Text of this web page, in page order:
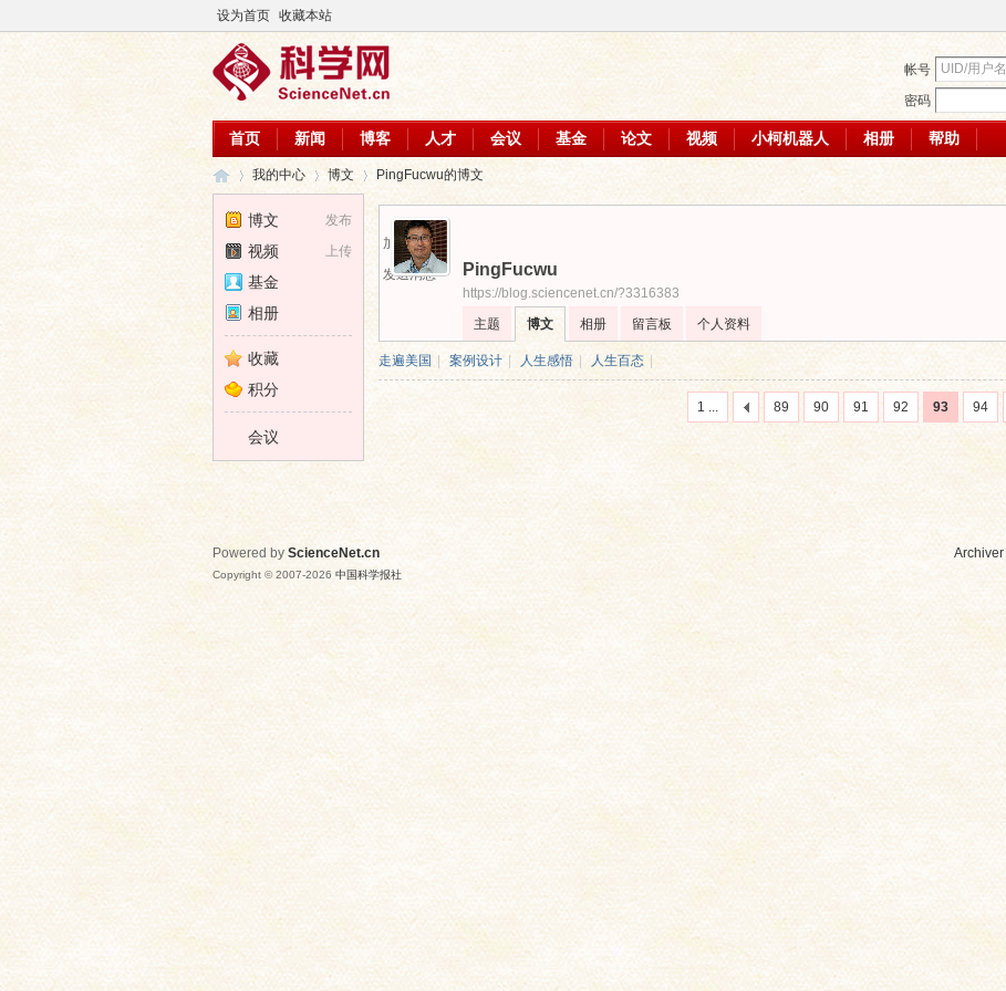
设为首页 收藏本站
帐号
密码
首页 新闻 博客 人才 会议 基金 论文 视频 小柯机器人 相册 帮助
学
›
我的中心 博文 PingFucwu的博文
加为好友
发送消息
PingFucwu
https://blog.sciencenet.cn/?3316383
主题
博文 相册 留言板 个人资料
走遍美国 案例设计 | 人生感悟 人生百态
1 ... 89 90 91 92 93 94
发布
博文
上传
视频
基金
相册
收藏
积分
会议
Archiver
Powered by ScienceNet.cn
Copyright © 2007-2026 中国科学报社